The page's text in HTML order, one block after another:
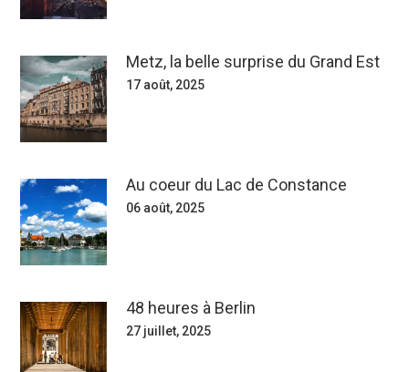
Metz, la belle surprise du Grand Est
17 août, 2025
Au coeur du Lac de Constance
06 août, 2025
48 heures à Berlin
27 juillet, 2025